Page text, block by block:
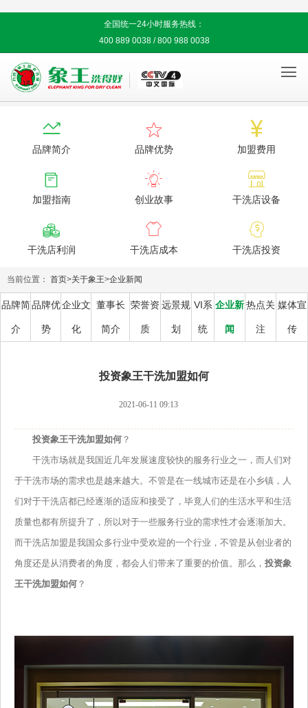
全国统一24小时服务热线：
400 889 0038 / 800 988 0038


品牌简介

品牌优势

加盟费用

加盟指南

创业故事

干洗店设备

干洗店利润

干洗店成本

干洗店投资
当前位置： 首页>关于象王>企业新闻
品牌简
介
品牌优
势
企业文
化
董事长
简介
荣誉资
质
远景规
划
VI系
统
企业新
闻
热点关
注
媒体宣
传
投资象王干洗加盟如何
2021-06-11 09:13
投资象王干洗加盟如何 ？
干洗市场就是我国近几年发展速度较快的服务行业之一，而人们对
于干洗市场的需求也是越来越大。不管是在一线城市还是在小乡镇，人
们对于干洗店都已经逐渐的适应和接受了，毕竟人们的生活水平和生活
质量也都有所提升了，所以对于一些服务行业的需求性才会逐渐加大。
而干洗店加盟是我国众多行业中受欢迎的一个行业，不管是从创业者的
角度还是从消费者的角度，都会人们带来了重要的价值。那么， 投资象
王干洗加盟如何 ？